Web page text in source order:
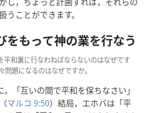
うことができます。
をもって神の業を行なう
平和裏に行なわねばならないのはなぜです
問題になるのはなぜですか。
「互いの間で平和を保ちなさい」
マルコ 9:50）結局，エホバは「平